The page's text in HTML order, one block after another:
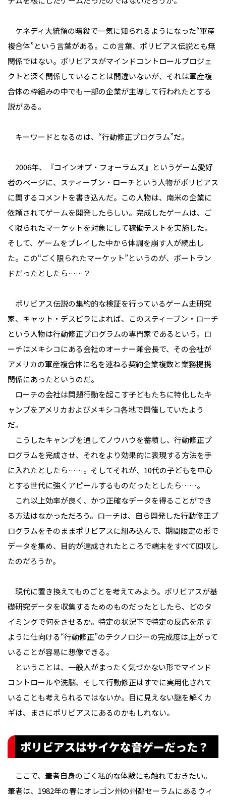
ケネディ大統領の暗殺で一気に知られるようになった“軍産
複合体”という言葉がある。この言葉、ポリビアス伝説とも無
関係ではない。ポリビアスがマインドコントロールプロジェ
クトと深く関係していることは間違いないが、それは軍産複
合体の枠組みの中でも一部の企業が主導して行われたとする
説がある。
キーワードとなるのは、“行動修正プログラム”だ。
2006年、『コインオプ・フォーラムズ』というゲーム愛好
者のページに、スティーブン・ローチという人物がポリビアス
に関するコメントを書き込んだ。この人物は、南米の企業に
依頼されてゲームを開発したらしい。完成したゲームは、ご
く限られたマーケットを対象にして稼働テストを実施した。
そして、ゲームをプレイした中から体調を崩す人が続出し
た。この“ごく限られたマーケット”というのが、ポートラン
ドだったとしたら……？
ポリビアス伝説の集約的な検証を行っているゲーム史研究
家、キャット・デスピラによれば、このスティーブン・ローチ
という人物は行動修正プログラムの専門家であるという。ロ
ーチはメキシコにある会社のオーナー兼会長で、その会社が
アメリカの軍産複合体に名を連ねる契約企業複数と業務提携
関係にあったというのだ。
ローチの会社は問題行動を起こす子どもたちに特化したキ
ャンプをアメリカおよびメキシコ各地で開催していたよう
だ。
こうしたキャンプを通してノウハウを蓄積し、行動修正プ
ログラムを完成させ、それをより効果的に表現する方法を手
に入れたとしたら……。そしてそれが、10代の子どもを中心
とする世代に強くアピールするものだったとしたら……。
これ以上効率が良く、かつ正確なデータを得ることができ
る方法はなかっただろう。ローチは、自ら開発した行動修正プ
ログラムをそのままポリビアスに組み込んで、期間限定の形で
データを集め、目的が達成されたところで端末をすべて回収し
たのだろうか。
現代に置き換えてものごとを考えてみよう。ポリビアスが基
礎研究データを収集するためのものだったとしたら、どのタ
イミングで何をさせるか。特定の状況下で特定の反応を示す
ように仕向ける“行動修正”のテクノロジーの完成度は上がって
いることが容易に想像できる。
ということは、一般人がまったく気づかない形でマインド
コントロールや洗脳、そして行動修正はすでに実用化されて
いることも考えられるではないか。目に見えない謎を解くカ
ギは、まさにポリビアスにあるのかもしれない。
ポリビアスはサイケな音ゲーだった？
ここで、筆者自身のごく私的な体験にも触れておきたい。
筆者は、1982年の春にオレゴン州の州都セーラムにあるウィ